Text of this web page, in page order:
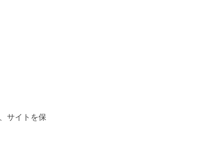
サイトを保